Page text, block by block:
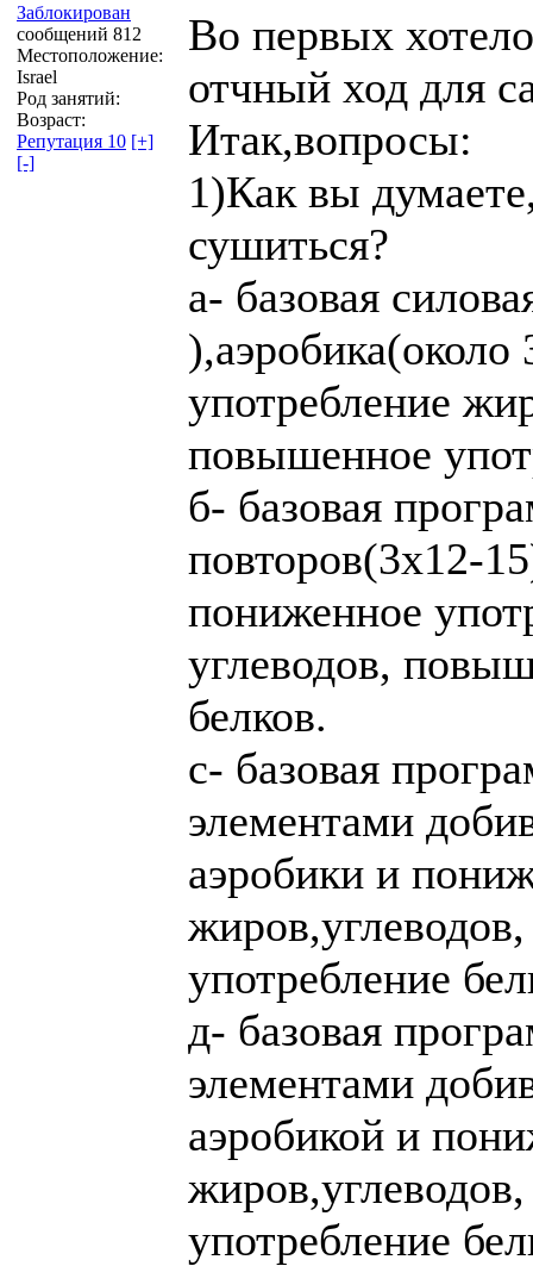
Заблокирован
сообщений 812
Местоположение:
Israel
Род занятий:
Возраст:
Репутация 10 [+]
[-]
Во первых
отчный ход для
Итак,вопросы:
1)Как вы
сушиться?
а- базовая
употребление
повышенное
б- базовая
повторов(3х12-
пониженное
углеводов,
белков.
с- базовая
элементами
аэробики и
употребление
д- базовая
элементами
аэробикой и
употребление